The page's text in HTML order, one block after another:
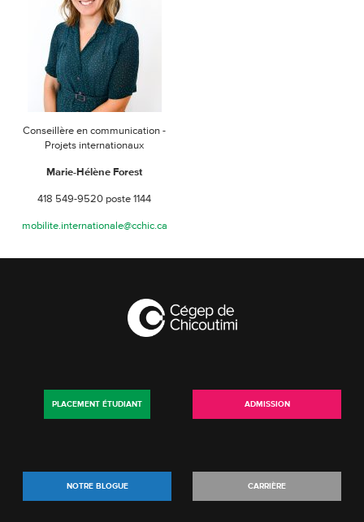
Conseillère en communication -
Projets internationaux
Marie-Hélène Forest
418 549-9520 poste 1144
mobilite.internationale@cchic.ca
PLACEMENT ÉTUDIANT ADMISSION
NOTRE BLOGUE CARRIÈRE